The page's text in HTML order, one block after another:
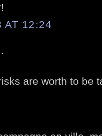
AT 12:24
are worth to be